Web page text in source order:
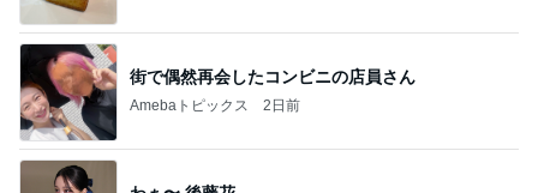
街で偶然再会したコンビニの店員さん
Amebaトピックス 2日前